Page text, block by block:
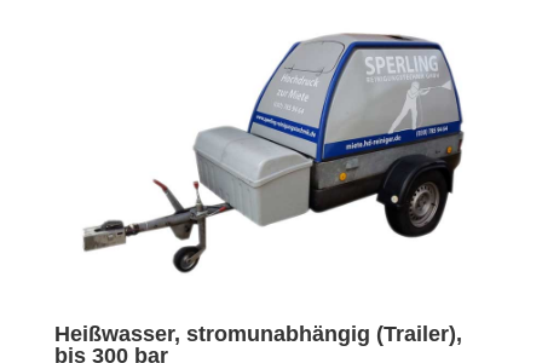
Heißwasser, stromunabhängig (Trailer),
bis 300 bar